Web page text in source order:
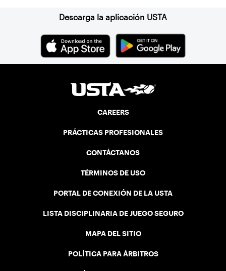
Descarga la aplicación USTA
CAREERS
PRÁCTICAS PROFESIONALES
CONTÁCTANOS
TÉRMINOS DE USO
PORTAL DE CONEXIÓN DE LA USTA
LISTA DISCIPLINARIA DE JUEGO SEGURO
MAPA DEL SITIO
POLÍTICA PARA ÁRBITROS